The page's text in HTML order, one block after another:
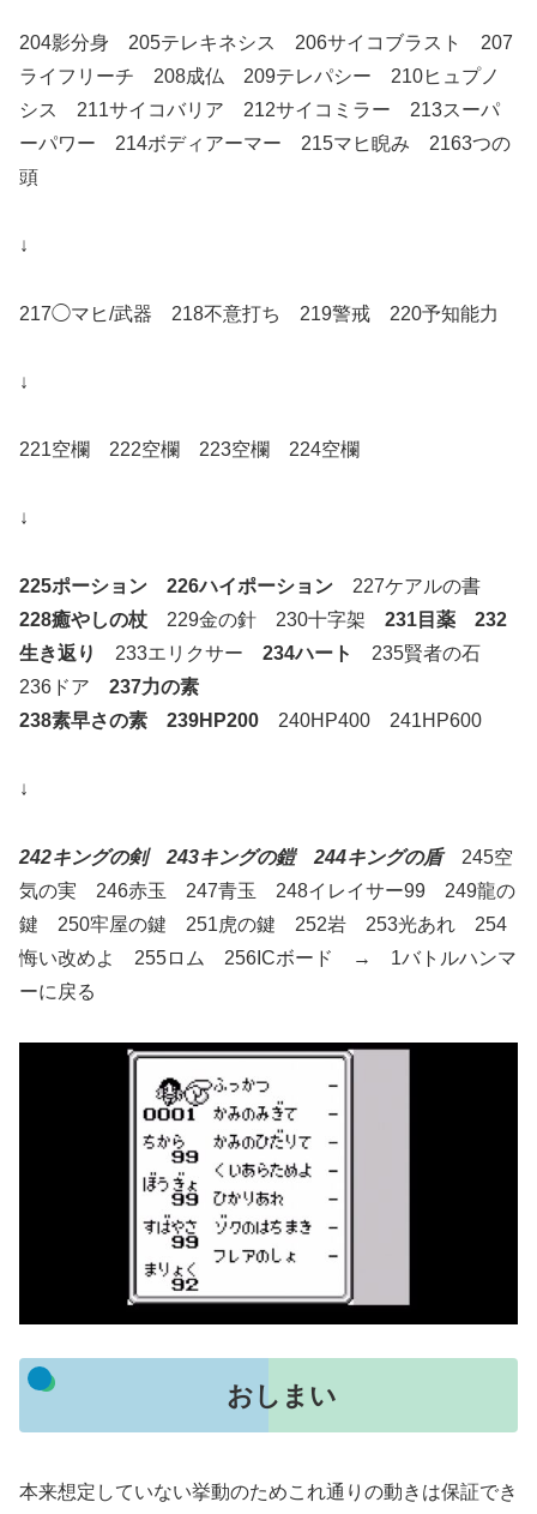
204影分身 205テレキネシス 206サイコブラスト 207
ライフリーチ 208成仏 209テレパシー 210ヒュプノ
シス 211サイコバリア 212サイコミラー 213スーパ
ーパワー 214ボディアーマー 215マヒ睨み 2163つの
頭
↓
217◯マヒ/武器 218不意打ち 219警戒 220予知能力
↓
221空欄 222空欄 223空欄 224空欄
↓
225ポーション 226ハイポーション 227ケアルの書
228癒やしの杖 229金の針 230十字架 231目薬
232
生き返り
233エリクサー 234ハート
235賢者の石
236ドア 237力の素
238素早さの素 239HP200 240HP400 241HP600
↓
242キングの剣 243キングの鎧 244キングの盾
245空
気の実 246赤玉 247青玉 248イレイサー99 249龍の
鍵 250牢屋の鍵 251虎の鍵 252岩 253光あれ 254
悔い改めよ 255ロム 256ICボード → 1バトルハンマ
ーに戻る
おしまい
本来想定していない挙動のためこれ通りの動きは保証でき